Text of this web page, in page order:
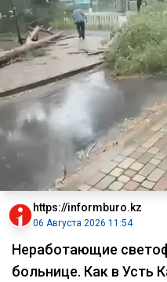
https://informburo.kz
06 Августа 2026 11:54
Неработающие
больнице. Как в Усть